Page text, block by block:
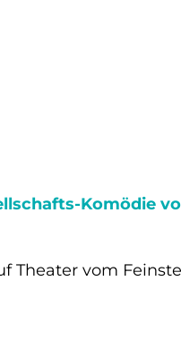
Komödie
Theater vom